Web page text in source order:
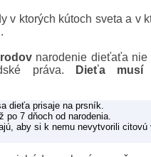
v ktorých kútoch sveta a v
narodenie dieťaťa nie
práva.
Dieťa musí
dieťa prisaje na prsník.
7 dňoch od narodenia.
aby si k nemu nevytvorili citovú